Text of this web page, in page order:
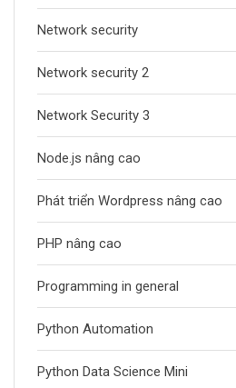
Network security
Network security 2
Network Security 3
Node.js nâng cao
Phát triển Wordpress nâng cao
PHP nâng cao
Programming in general
Python Automation
Python Data Science Mini